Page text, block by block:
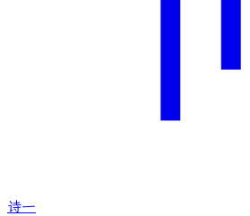
诗一